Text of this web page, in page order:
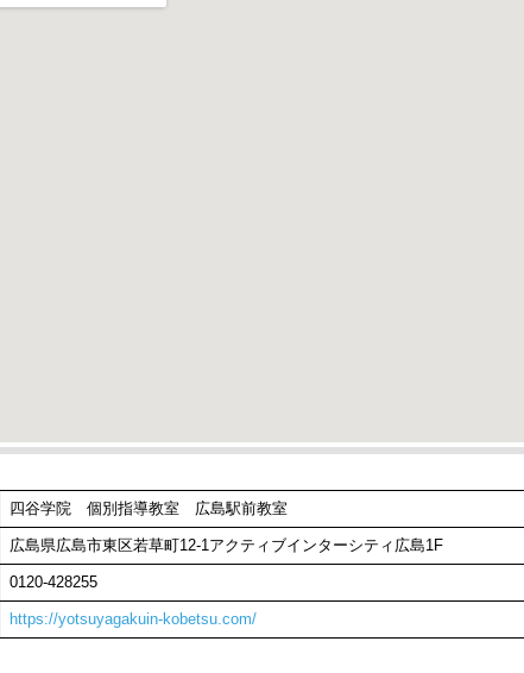
四谷学院 個別指導教室 広島駅前教室
広島県広島市東区若草町12-1アクティブインターシティ広島1F
0120-428255
https://yotsuyagakuin-kobetsu.com/